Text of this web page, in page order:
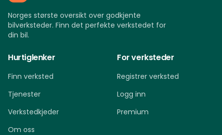
Norges største oversikt over godkjente
bilverksteder. Finn det perfekte verkstedet for
din bil.
Hurtiglenker
Finn verksted
Tjenester
Verkstedkjeder
Om oss
For verksteder
Registrer verksted
Logg inn
Premium